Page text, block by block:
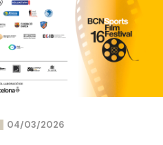
04/03/2026